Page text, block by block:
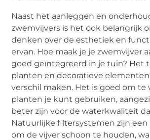
Naast het aanleggen en
zwemvijvers is het ook belangrijk
denken over de esthetiek en
ervan. Hoe maak je je zwemvijver
goed geïntegreerd in je tuin? Het
planten en decoratieve
verschil maken. Het is goed om te
planten je kunt gebruiken,
beter zijn voor de waterkwaliteit
Natuurlijke filtersystemen zijn
om de vijver schoon te houden,